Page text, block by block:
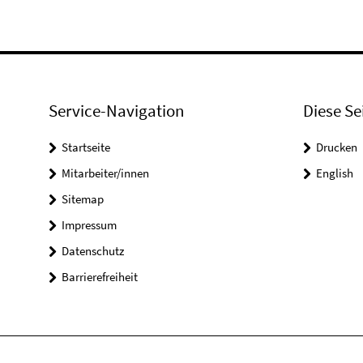
Service-Navigation
Startseite
Mitarbeiter/innen
Sitemap
Impressum
Datenschutz
Barrierefreiheit
Diese
Drucken
English